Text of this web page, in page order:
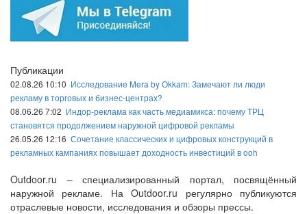
Публикации
02.08.26 10:10 Исследование Mera by Okkam: Замечают ли люди
рекламу в торговых и бизнес-центрах?
08.06.26 7:02 Индор-реклама как часть медиамикса: почему ТРЦ
становятся продолжением наружной цифровой рекламы
26.05.26 12:16 Сочетание классических и цифровых конструкций в
рекламных кампаниях повышает доходность инвестиций в ooh
Outdoor.ru – специализированный портал, посвящённый
наружной рекламе. На Outdoor.ru регулярно публикуются
отраслевые новости, исследования и обзоры прессы.